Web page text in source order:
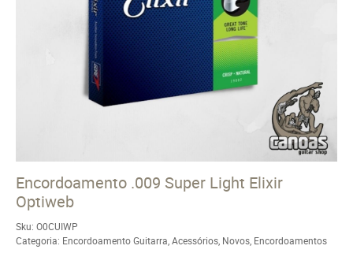
Encordoamento .009 Super Light Elixir
Optiweb
Sku: O0CUIWP
Categoria: Encordoamento Guitarra Acessórios Novos Encordoamentos